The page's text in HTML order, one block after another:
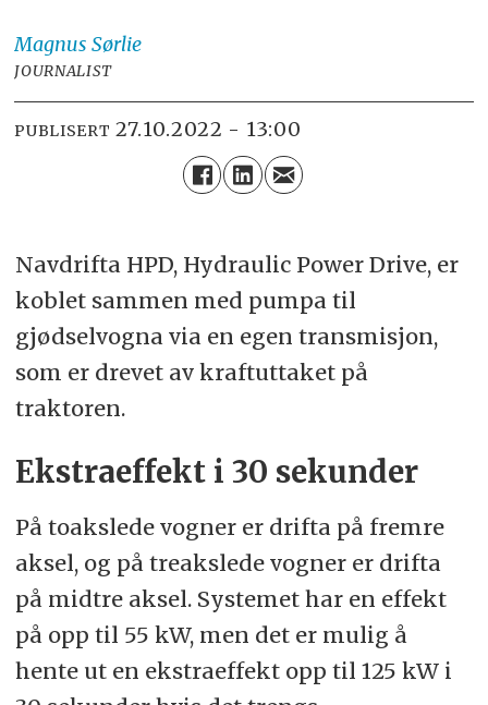
Magnus Sørlie
JOURNALIST
PUBLISERT 27.10.2022 - 13:00
Navdrifta HPD, Hydraulic Power Drive, er
koblet sammen med pumpa til
gjødselvogna via en egen transmisjon,
som er drevet av kraftuttaket på
traktoren.
Ekstraeffekt i 30 sekunder
På toakslede vogner er drifta på fremre
aksel, og på treakslede vogner er drifta
på midtre aksel. Systemet har en effekt
på opp til 55 kW, men det er mulig å
hente ut en ekstraeffekt opp til 125 kW i